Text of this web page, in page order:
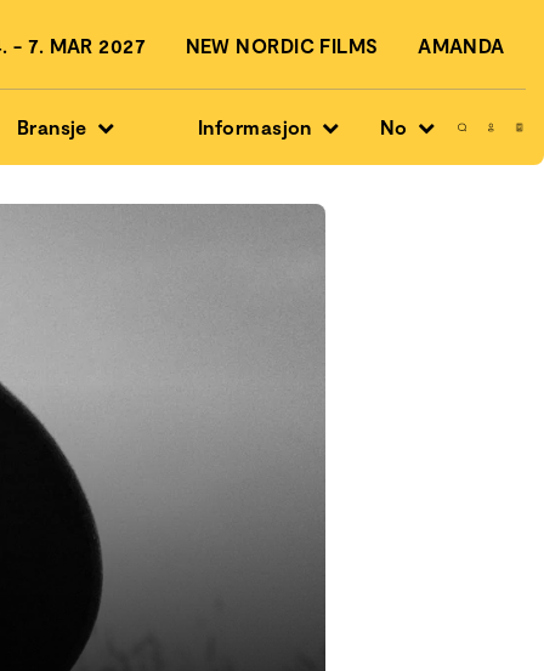
- 7. MAR 2027 NEW NORDIC FILMS AMANDA
Bransje Informasjon No